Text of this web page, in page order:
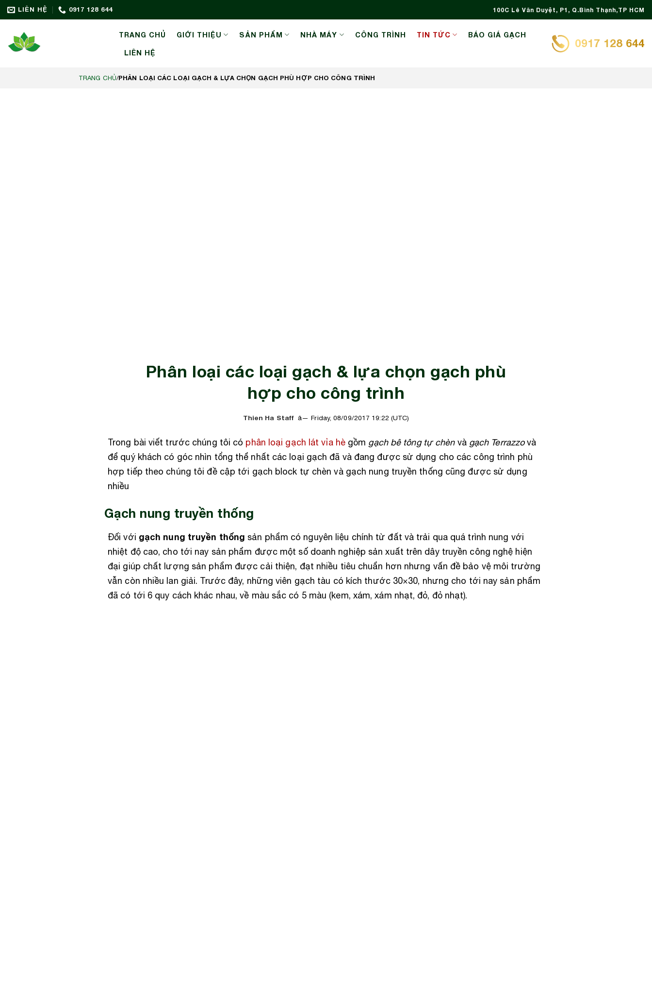
Bỏ
qua
dung
LIÊN HỆ 0917 128 644 100C Lê Văn Duyệt, P1, Q.Bình Thạnh,TP HCM
TRANG CHỦ GIỚI THIỆU SẢN PHẨM NHÀ MÁY CÔNG TRÌNH TIN TỨC BÁO GIÁ GẠCH
LIÊN HỆ
0917 128 644
TRANG CHỦ/PHÂN LOẠI CÁC LOẠI GẠCH & LỰA CHỌN GẠCH PHÙ HỢP CHO CÔNG TRÌNH
Phân loại các loại gạch & lựa chọn gạch phù
hợp cho công trình
Thien Ha Staff Friday, 08/09/2017 19:22 (UTC)
Trong bài viết trước chúng tôi có phân loại gạch lát vỉa hègồm gạch bê tông tự chènvà gạch Terrazzovà
để quý khách có góc nhìn tổng thể nhất các loại gạch đã và đang được sử dụng cho các công trình phù
hợp tiếp theo chúng tôi đề cập tới gạch block tự chèn và gạch nung truyền thống cũng được sử dụng
nhiều
Gạch nung truyền thống
Đối với gạch nung truyền thống sản phẩm có nguyên liệu chính từ đất và trải qua quá trình nung với
nhiệt độ cao, cho tới nay sản phẩm được một số doanh nghiệp sản xuất trên dây truyền công nghệ hiện
đại giúp chất lượng sản phẩm được cải thiện, đạt nhiều tiêu chuẩn hơn nhưng vấn đề bảo vệ môi trường
vẫn còn nhiều lan giải. Trước đây, những viên gạch tàu có kích thước 30×30, nhưng cho tới nay sản phẩm
đã có tới 6 quy cách khác nhau, về màu sắc có 5 màu (kem, xám, xám nhạt, đỏ, đỏ nhạt).